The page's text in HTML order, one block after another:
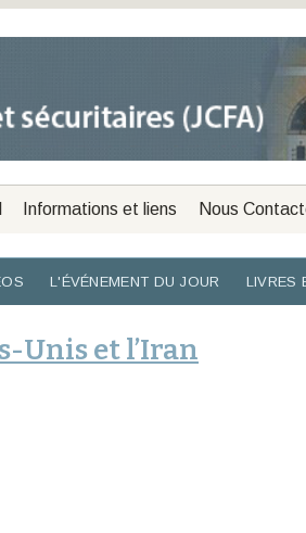
Informations et liens Nous
L'ÉVÉNEMENT DU JOUR LIVRES
Unis et l’Iran